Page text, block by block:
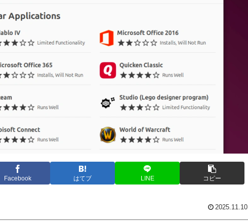
Facebook はてブ LINE コピー
2025.11.10